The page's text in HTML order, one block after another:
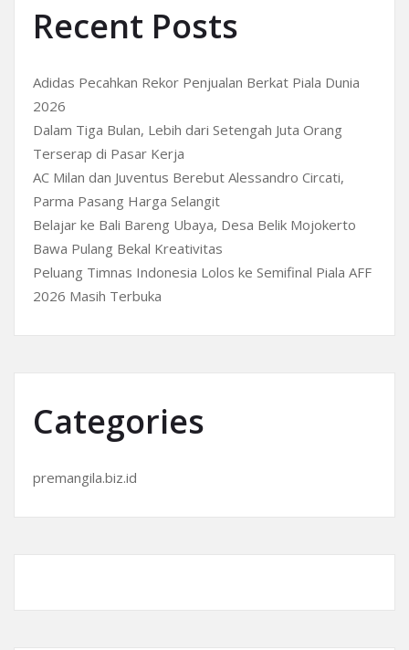
Recent Posts
Adidas Pecahkan Rekor Penjualan Berkat Piala Dunia
2026
Dalam Tiga Bulan, Lebih dari Setengah Juta Orang
Terserap di Pasar Kerja
AC Milan dan Juventus Berebut Alessandro Circati,
Parma Pasang Harga Selangit
Belajar ke Bali Bareng Ubaya, Desa Belik Mojokerto
Bawa Pulang Bekal Kreativitas
Peluang Timnas Indonesia Lolos ke Semifinal Piala AFF
2026 Masih Terbuka
Categories
premangila.biz.id